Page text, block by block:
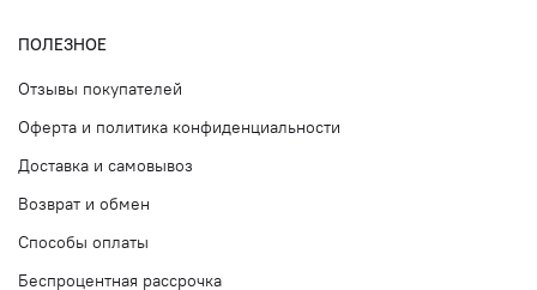
ПОЛЕЗНОЕ
Отзывы покупателей
Оферта и политика конфиденциальности
Доставка и самовывоз
Возврат и обмен
Способы оплаты
Беспроцентная рассрочка